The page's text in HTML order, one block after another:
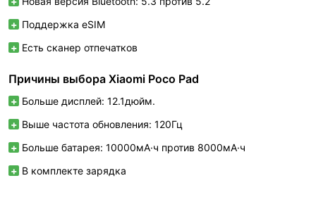
Поддержка eSIM
Есть сканер отпечатков
Причины выбора Xiaomi Poco Pad
Больше дисплей: 12.1дюйм.
Выше частота обновления: 120Гц
Больше батарея: 10000мА·ч против 8000мА·ч
В комплекте зарядка